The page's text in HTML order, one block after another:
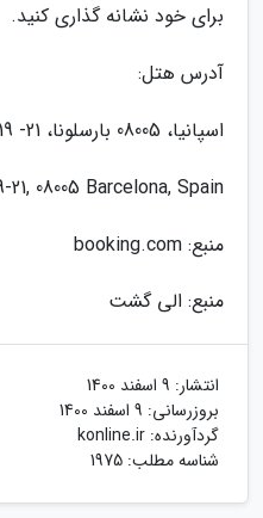
برای خود نشانه گذاری کنید.
آدرس هتل:
اسپانیا، 08005 بارسلونا، 21- 19، کارر دو لا مارینا
08005 Barcelona, Spain
منبع: booking.com
منبع: الی گشت
انتشار: 9 اسفند 1400
بروزرسانی: 9 اسفند 1400
گردآورنده: konline.ir
شناسه مطلب: 1975